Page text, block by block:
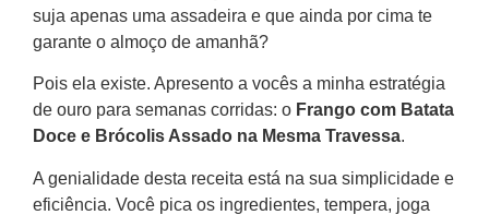
suja apenas uma assadeira e que ainda por cima te
garante o almoço de amanhã?
Pois ela existe. Apresento a vocês a minha estratégia
de ouro para semanas corridas: o Frango com Batata
Doce e Brócolis Assado na Mesma Travessa.
A genialidade desta receita está na sua simplicidade e
eficiência. Você pica os ingredientes, tempera, joga